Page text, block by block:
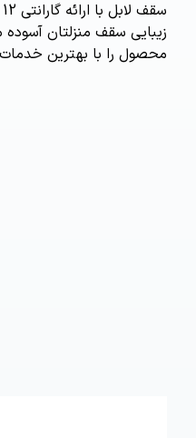
زیبایی سقف منزلتان
محصول را با بهترین